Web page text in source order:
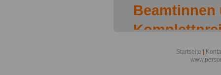
Beamtinnen
Euro ein
Startseite